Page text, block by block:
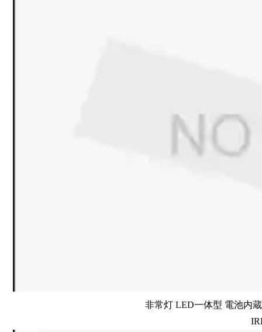
非常灯 LED一体型 電池内